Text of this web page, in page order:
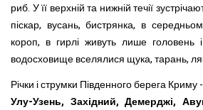
риб. У її верхній та нижній течії
піскар, вусань, бистрянка, в
короп, в гирлі живуть лише головень
водосховище вселялися щука, тарань,
Річки і струмки Південного берега Криму -
Улу-Узень, Західний, Демерджі,